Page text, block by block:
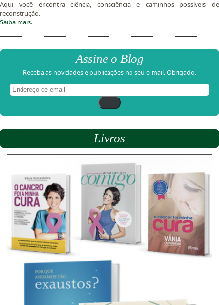
Aqui você encontra ciência, consciência e caminhos possíveis de
reconstrução.
Saiba mais.
Assine o Blog
Receba as novidades e publicações no seu e-mail. Obrigado.
de
email
Livros